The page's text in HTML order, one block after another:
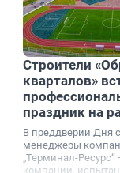
Строители
кварталов»
праздник на
В преддверии Дня
менеджеры
„Терминал-Ресурс“
компании,